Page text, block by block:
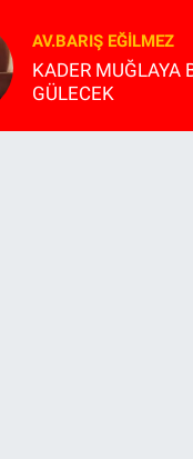
AV.BARIŞ EĞILMEZ
KADER MUĞLAYA
GÜLECEK